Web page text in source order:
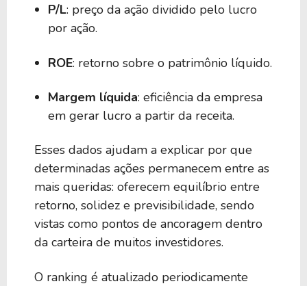
P/L: preço da ação dividido pelo lucro
por ação.
ROE: retorno sobre o patrimônio líquido.
Margem líquida: eficiência da empresa
em gerar lucro a partir da receita.
Esses dados ajudam a explicar por que
determinadas ações permanecem entre as
mais queridas: oferecem equilíbrio entre
retorno, solidez e previsibilidade, sendo
vistas como pontos de ancoragem dentro
da carteira de muitos investidores.
O ranking é atualizado periodicamente